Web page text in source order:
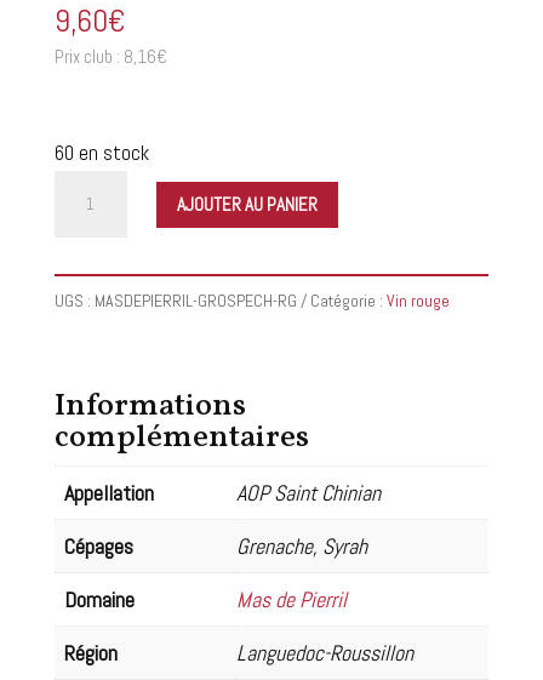
9,60€
Prix club : 8,16€
60 en stock
de
Gros
Pech
AJOUTER AU PANIER
UGS : MASDEPIERRIL-GROSPECH-RG Catégorie : Vin rouge
Informations
complémentaires
Appellation
AOP Saint Chinian
Cépages
Grenache, Syrah
Domaine
Mas de Pierril
Région
Languedoc-Roussillon